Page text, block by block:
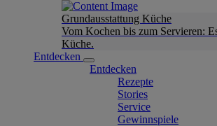
Grundausstattung Küche
Vom Kochen bis zum Servieren:
Küche.
Entdecken
Entdecken
Rezepte
Stories
Service
Gewinnspiele